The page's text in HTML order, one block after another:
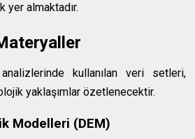
yer almaktadır.
kullanılan veri setleri,
yaklaşımlar özetlenecektir.
Modelleri (DEM)